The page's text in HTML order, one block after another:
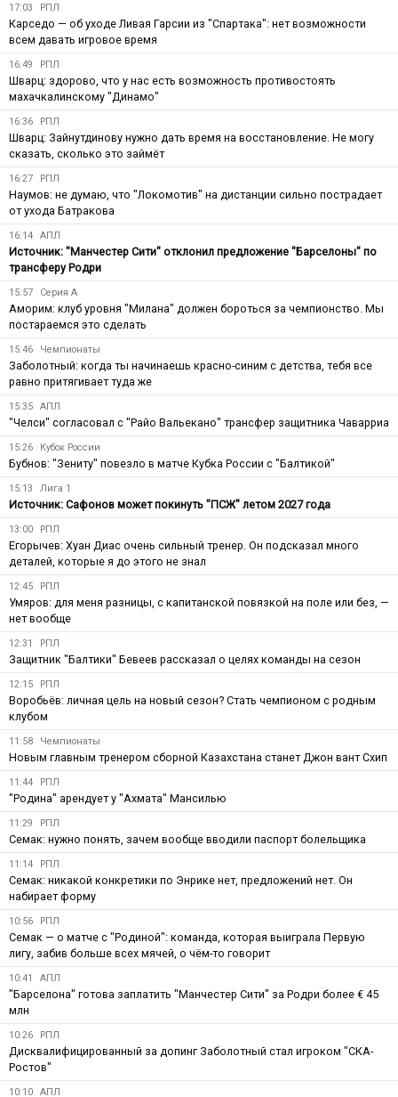
17:03 РПЛ
Карседо — об уходе Ливая Гарсии из "Спартака": нет возможности
всем давать игровое время
16:49 РПЛ
Шварц: здорово, что у нас есть возможность противостоять
махачкалинскому "Динамо"
16:36 РПЛ
Шварц: Зайнутдинову нужно дать время на восстановление. Не могу
сказать, сколько это займёт
16:27 РПЛ
Наумов: не думаю, что "Локомотив" на дистанции сильно пострадает
от ухода Батракова
16:14 АПЛ
Источник: "Манчестер Сити" отклонил предложение "Барселоны" по
трансферу Родри
15:57 Серия А
Аморим: клуб уровня "Милана" должен бороться за чемпионство. Мы
постараемся это сделать
15:46 Чемпионаты
Заболотный: когда ты начинаешь красно-синим с детства, тебя все
равно притягивает туда же
15:35 АПЛ
"Челси" согласовал с "Райо Вальекано" трансфер защитника Чаварриа
15:26 Кубок России
Бубнов: "Зениту" повезло в матче Кубка России с "Балтикой"
15:13 Лига 1
Источник: Сафонов может покинуть "ПСЖ" летом 2027 года
13:00 РПЛ
Егорычев: Хуан Диас очень сильный тренер. Он подсказал много
деталей, которые я до этого не знал
12:45 РПЛ
Умяров: для меня разницы, с капитанской повязкой на поле или без, —
нет вообще
12:31 РПЛ
Защитник "Балтики" Бевеев рассказал о целях команды на сезон
12:15 РПЛ
Воробьёв: личная цель на новый сезон? Стать чемпионом с родным
клубом
11:58 Чемпионаты
Новым главным тренером сборной Казахстана станет Джон вант Схип
11:44 РПЛ
"Родина" арендует у "Ахмата" Мансилью
11:29 РПЛ
Семак: нужно понять, зачем вообще вводили паспорт болельщика
11:14 РПЛ
Семак: никакой конкретики по Энрике нет, предложений нет. Он
набирает форму
10:56 РПЛ
Семак — о матче с "Родиной": команда, которая выиграла Первую
лигу, забив больше всех мячей, о чём-то говорит
10:41 АПЛ
"Барселона" готова заплатить "Манчестер Сити" за Родри более € 45
млн
10:26 РПЛ
Дисквалифицированный за допинг Заболотный стал игроком "СКА-
Ростов"
10:10 АПЛ